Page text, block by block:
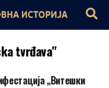
tvrđava"
„Витешки